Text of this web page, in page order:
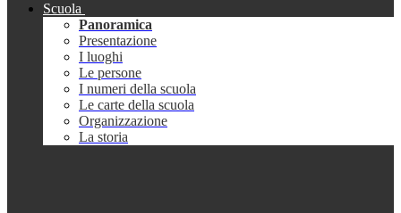
Scuola
Panoramica
Presentazione
I luoghi
Le persone
I numeri della scuola
Le carte della scuola
Organizzazione
La storia